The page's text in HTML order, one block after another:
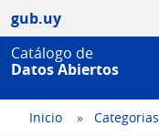
gub.uy
Catálogo de
Datos Abiertos
Inicio Categorias